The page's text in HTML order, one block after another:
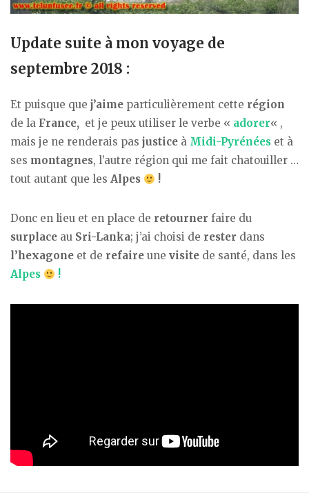
Update suite à mon voyage de
septembre 2018 :
Et puisque que j’aime particulièrement cette région
de la France, et je peux utiliser le verbe « adorer« ,
mais je ne renderais pas justice à Midi-Pyrénées et à
ses montagnes, l’autre région qui me fait chatouiller …
tout autant que les Alpes !
Donc en lieu et en place de retourner faire du
surplace au Sri-Lanka; j’ai choisi de rester dans
l’hexagone et de refaire une visite de santé, dans les
Alpes
!